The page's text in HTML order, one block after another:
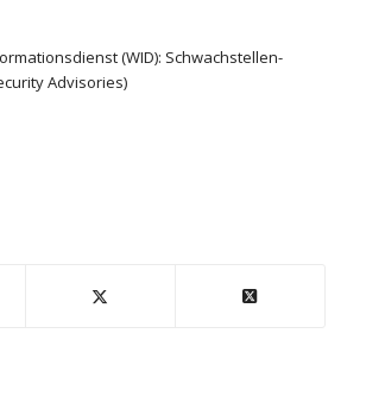
(WID): Schwachstellen-
Advisories)